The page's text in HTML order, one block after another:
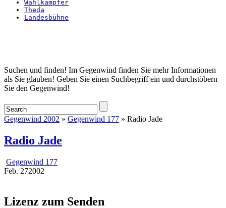
Wahlkämpfer
Theda
Landesbühne
Startseite
Suchen und finden! Im Gegenwind finden Sie mehr Informationen
als Sie glauben! Geben Sie einen Suchbegriff ein und durchstöbern
Sie den Gegenwind!
Gegenwind 2002 » Gegenwind 177 » Radio Jade
Radio Jade
Gegenwind 177
Feb. 272002
Lizenz zum Senden